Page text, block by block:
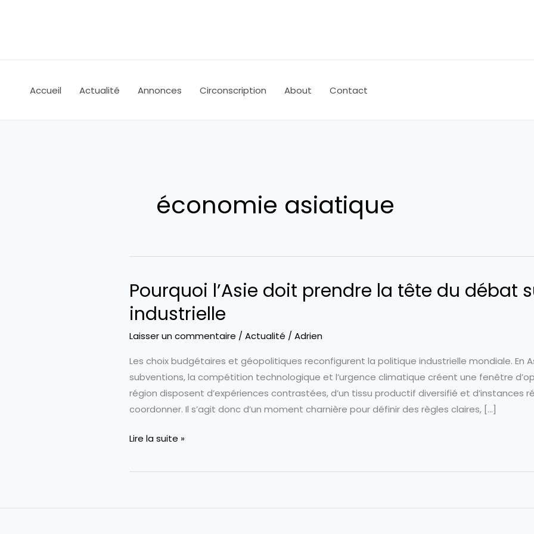
Accueil Actualité Annonces Circonscription About Contact
économie asiatique
Pourquoi l’Asie doit prendre la tête du débat
industrielle
Laisser un commentaire /Actualité /Adrien
Les choix budgétaires et géopolitiques reconfigurent la politique industrielle mondiale. En
subventions, la compétition technologique et l’urgence climatique créent une fenêtre
région disposent d’expériences contrastées, d’un tissu productif diversifié et d’instances
coordonner. Il s’agit donc d’un moment charnière pour définir des règles claires, […]
Pourquoi
doit
Lire la suite »